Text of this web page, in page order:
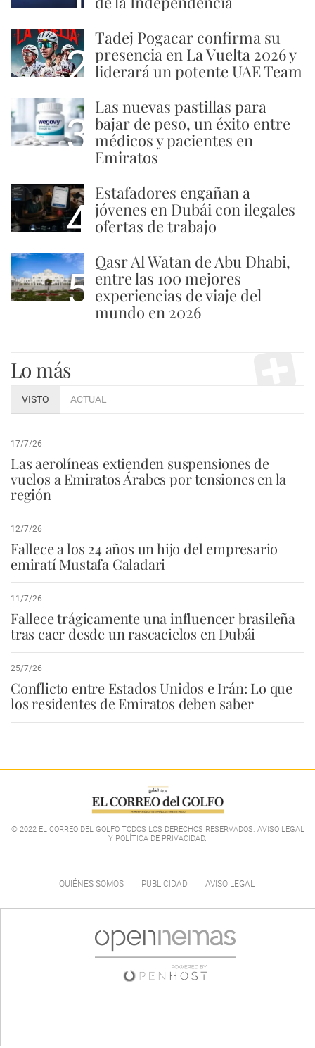
2
Tadej Pogacar confirma su
presencia en La Vuelta 2026 y
liderará un potente UAE Team
3
Las nuevas pastillas para
bajar de peso, un éxito entre
médicos y pacientes en
Emiratos
4
Estafadores engañan a
jóvenes en Dubái con ilegales
ofertas de trabajo
5
Qasr Al Watan de Abu Dhabi,
entre las 100 mejores
experiencias de viaje del
mundo en 2026
Lo más
VISTO ACTUAL
17/7/26
Las aerolíneas extienden suspensiones de
vuelos a Emiratos Árabes por tensiones en la
región
12/7/26
Fallece a los 24 años un hijo del empresario
emiratí Mustafa Galadari
11/7/26
Fallece trágicamente una influencer brasileña
tras caer desde un rascacielos en Dubái
25/7/26
Conflicto entre Estados Unidos e Irán: Lo que
los residentes de Emiratos deben saber
© 2022 EL CORREO DEL GOLFO TODOS LOS DERECHOS RESERVADOS. AVISO LEGAL
Y POLÍTICA DE PRIVACIDAD.
QUIÉNES SOMOS PUBLICIDAD AVISO LEGAL